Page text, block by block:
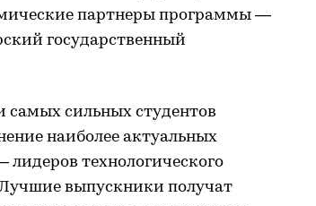
партнеры программы —
государственный
сильных студентов
наиболее актуальных
технологического
выпускники получат